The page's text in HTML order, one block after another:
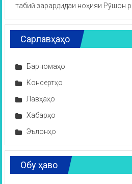
табиӣ зарардидаи ноҳияи Рӯшон
Сарлавҳаҳо
Барномаҳо
Консертҳо
Лавҳаҳо
Хабарҳо
Эълонҳо
Обу ҳаво